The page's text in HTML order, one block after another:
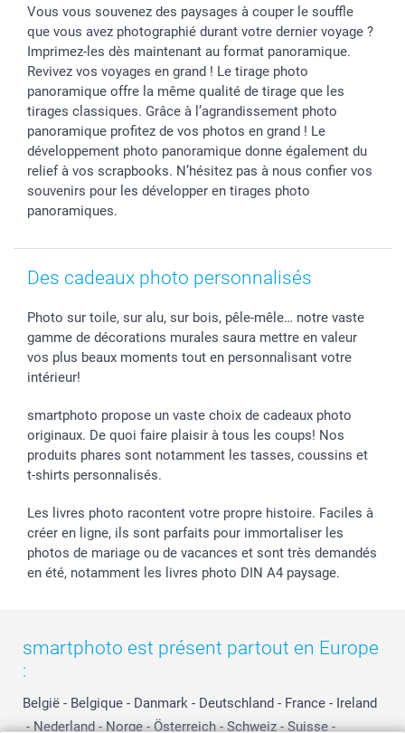
Chèque Cadeau
Investor Relations
B2B smartbusiness
Droit de rétractation
Mariage
Fête d'anniversaire
Collection naissance
Tous les évènements
Modes de Paiement
Identifiez-vous
Plan du site
Statut de ma commande
smarfriends
smartgarantie
smartbonus
Vous vous souvenez des paysages à couper le souffle
que vous avez photographié durant votre dernier voyage ?
Imprimez-les dès maintenant au format panoramique.
Revivez vos voyages en grand ! Le tirage photo
panoramique offre la même qualité de tirage que les
tirages classiques. Grâce à l’agrandissement photo
panoramique profitez de vos photos en grand ! Le
développement photo panoramique donne également du
relief à vos scrapbooks. N’hésitez pas à nous confier vos
souvenirs pour les développer en tirages photo
panoramiques.
Des cadeaux photo personnalisés
Photo sur toile, sur alu, sur bois, pêle-mêle… notre vaste
gamme de décorations murales saura mettre en valeur
vos plus beaux moments tout en personnalisant votre
intérieur!
smartphoto propose un vaste choix de cadeaux photo
originaux. De quoi faire plaisir à tous les coups! Nos
produits phares sont notamment les tasses, coussins et
t-shirts personnalisés.
Les livres photo racontent votre propre histoire. Faciles à
créer en ligne, ils sont parfaits pour immortaliser les
photos de mariage ou de vacances et sont très demandés
en été, notamment les livres photo DIN A4 paysage.
smartphoto est présent partout en Europe
:
België - Belgique - Danmark - Deutschland - France - Ireland
- Nederland - Norge - Österreich - Schweiz - Suisse -